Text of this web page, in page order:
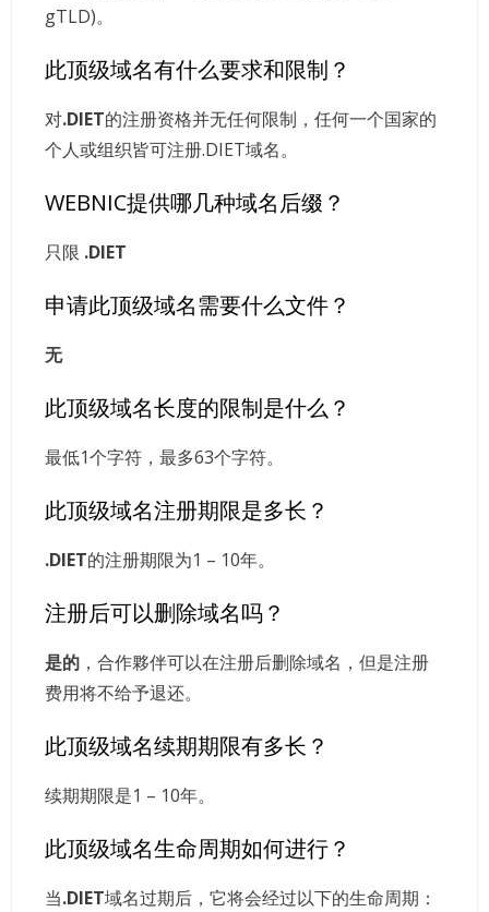
gTLD)。
此顶级域名有什么要求和限制？
对.DIET的注册资格并无任何限制，任何一个国家的
个人或组织皆可注册.DIET域名。
WEBNIC提供哪几种域名后缀？
只限 .DIET
申请此顶级域名需要什么文件？
无
此顶级域名长度的限制是什么？
最低1个字符，最多63个字符。
此顶级域名注册期限是多长？
.DIET的注册期限为1 – 10年。
注册后可以删除域名吗？
是的 ，合作夥伴可以在注册后删除域名，但是注册
费用将不给予退还。
此顶级域名续期期限有多长？
续期期限是1 – 10年。
此顶级域名生命周期如何进行？
当.DIET域名过期后，它将会经过以下的生命周期：